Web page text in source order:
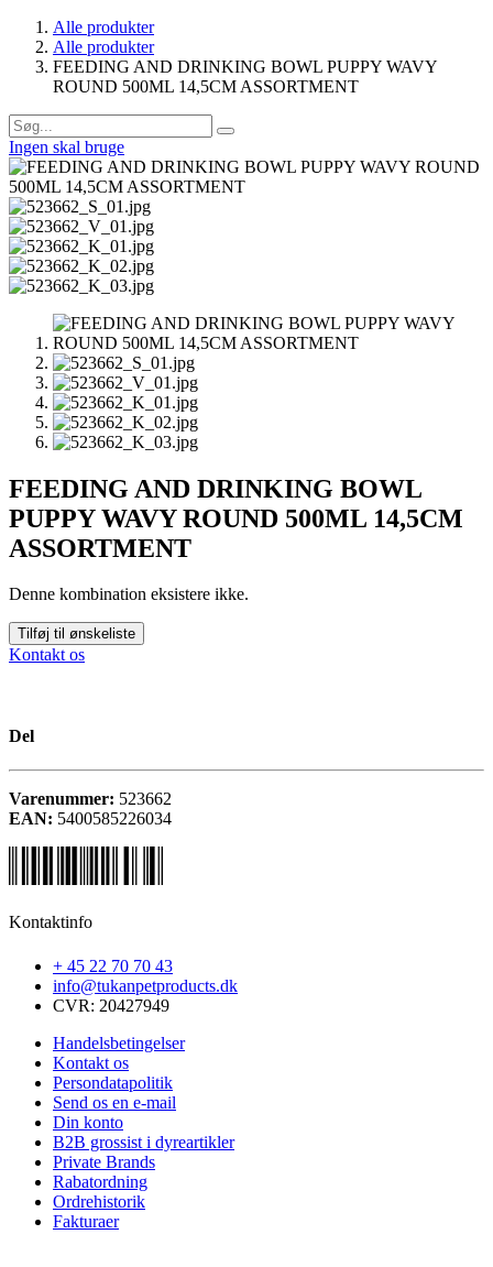
Alle produkter
Alle produkter
FEEDING AND DRINKING BOWL PUPPY WAVY
ROUND 500ML 14,5CM ASSORTMENT
Ingen skal bruge
FEEDING AND DRINKING BOWL
PUPPY WAVY ROUND 500ML 14,5CM
ASSORTMENT
Denne kombination eksistere ikke.
Tilføj til ønskeliste
Kontakt os
Del
Varenummer: 523662
EAN: 5400585226034
Kontaktinfo
+ 45 22 70 70 43
info@tukanpetproducts.dk
CVR: 20427949
Handelsbetingelser
Kontakt os
Persondatapolitik
Send os en e-mail
Din konto
B2B grossist i dyreartikler
Private Brands
Rabatordning
Ordrehistorik
Fakturaer